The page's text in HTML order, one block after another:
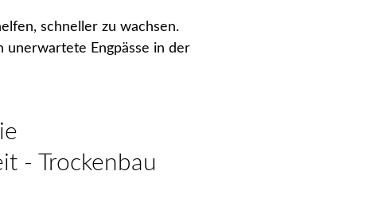
schneller zu wachsen.
unerwartete Engpässe in der
- Trockenbau